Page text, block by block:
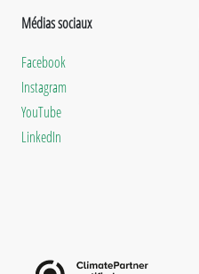
Médias sociaux
Facebook
Instagram
YouTube
LinkedIn